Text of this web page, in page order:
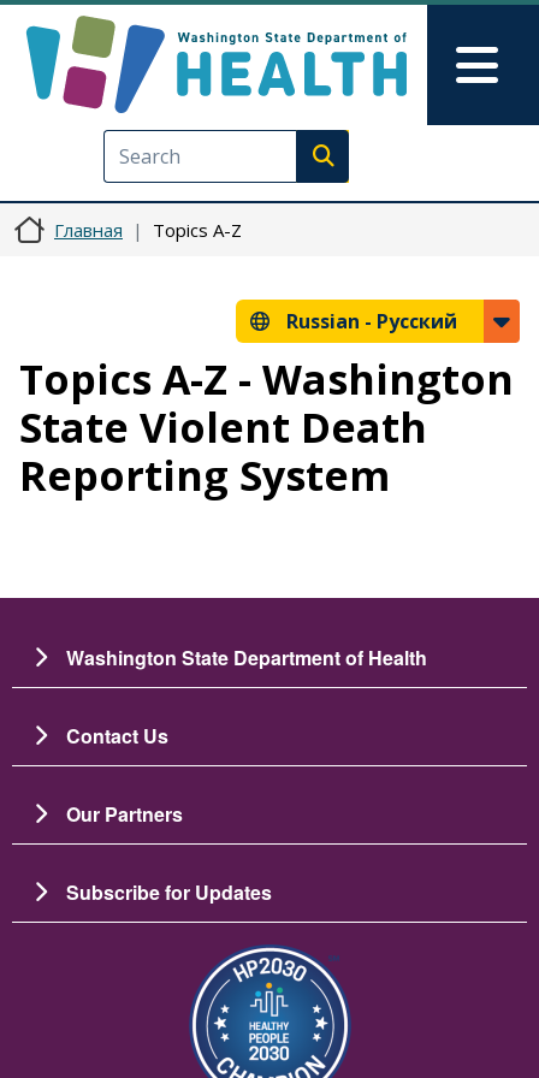
Execute search
Главная Topics A-Z
Russian - Русский
Topics A-Z - Washington
State Violent Death
Reporting System
Washington State Department of Health
Contact Us
Our Partners
Subscribe for Updates
Изображение